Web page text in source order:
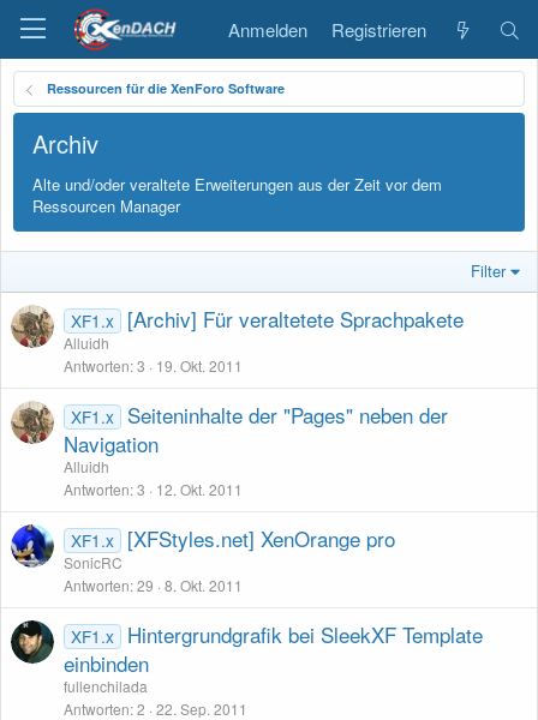
Anmelden Registrieren
Ressourcen für die XenForo Software
Archiv
Alte und/oder veraltete Erweiterungen aus der Zeit vor dem
Ressourcen Manager
Filter
XF1.x [Archiv] Für veraltetete Sprachpakete
Alluidh
Antworten 3 19. Okt. 2011
XF1.x
Seiteninhalte der "Pages" neben der
Navigation
Alluidh
Antworten 3 12. Okt. 2011
XF1.x [XFStyles.net] XenOrange pro
SonicRC
Antworten 29 8. Okt. 2011
XF1.x
Hintergrundgrafik bei SleekXF Template
einbinden
fullenchilada
Antworten 2 22. Sep. 2011